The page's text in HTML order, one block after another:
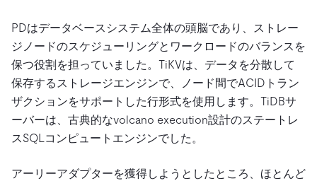
PDはデータベースシステム全体の頭脳であり、ストレー
ジノードのスケジューリングとワークロードのバランスを
保つ役割を担っていました。TiKVは、データを分散して
保存するストレージエンジンで、ノード間でACIDトラン
ザクションをサポートした行形式を使用します。TiDBサ
ーバーは、古典的なvolcano execution設計のステートレ
スSQLコンピュートエンジンでした。
アーリーアダプターを獲得しようとしたところ、ほとんど